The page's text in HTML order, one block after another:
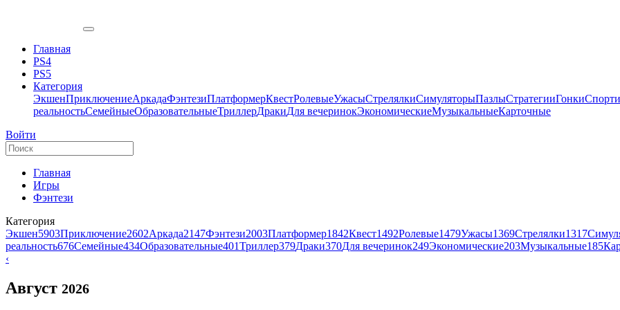
Главная
PS4
PS5
Категория
ЭкшенПриключениеАркадаФэнтезиПлатформерКвестРолевыеУжасыСтрелялкиСимуляторыПазлыСтратегииГонки
реальностьСемейныеОбразовательныеТриллерДракиДля вечеринокЭкономическиеМузыкальныеКарточные
Войти
Главная
Игры
Фэнтези
Категория
Экшен5903Приключение2602Аркада2147Фэнтези2003Платформер1842Квест1492Ролевые1479Ужасы1369Стрелялки1317
реальность676Семейные434Образовательные401Триллер379Драки370Для вечеринок249Экономические203Музыкальные185
‹
Август 2026